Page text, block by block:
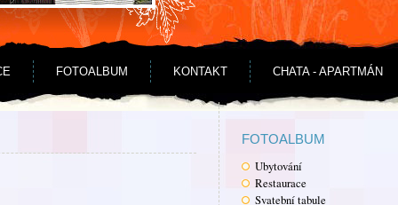
FOTOALBUM KONTAKT CHATA - APARTMÁN
FOTOALBUM
Ubytování
Restaurace
Svatební tabule